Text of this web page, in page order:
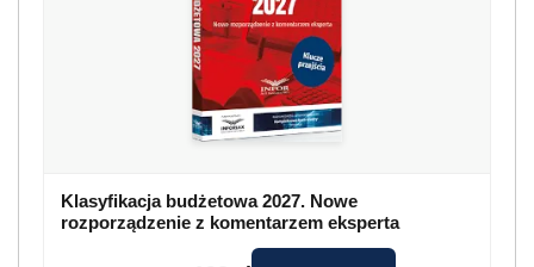
Klasyfikacja budżetowa 2027. Nowe
rozporządzenie z komentarzem eksperta